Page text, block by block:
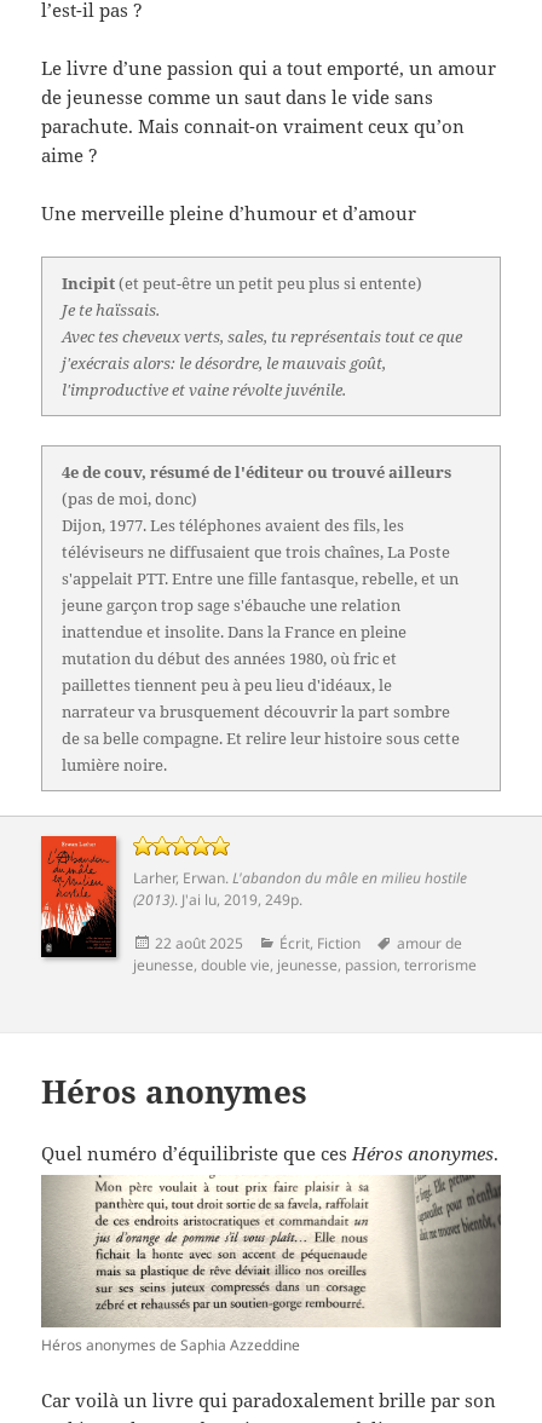
l’est-il pas ?
Le livre d’une passion qui a tout emporté, un amour
de jeunesse comme un saut dans le vide sans
parachute. Mais connait-on vraiment ceux qu’on
aime ?
Une merveille pleine d’humour et d’amour
Incipit(et peut-être un petit peu plus si entente)
Je te haïssais.
Avec tes cheveux verts, sales, tu représentais tout ce que
j'exécrais alors: le désordre, le mauvais goût,
l'improductive et vaine révolte juvénile.
4e de couv, résumé de l'éditeur ou trouvé ailleurs
(pas de moi, donc)
Dijon, 1977. Les téléphones avaient des fils, les
téléviseurs ne diffusaient que trois chaînes, La Poste
s'appelait PTT. Entre une fille fantasque, rebelle, et un
jeune garçon trop sage s'ébauche une relation
inattendue et insolite. Dans la France en pleine
mutation du début des années 1980, où fric et
paillettes tiennent peu à peu lieu d'idéaux, le
narrateur va brusquement découvrir la part sombre
de sa belle compagne. Et relire leur histoire sous cette
lumière noire.
Larher, Erwan.L'abandon du mâle en milieu hostile
(2013). J'ai lu, 2019, 249p.
Publié
le
22 août 2025 Catégories
Écrit, Fiction
Mots-
clés
amour de
jeunesse,double vie, jeunesse, passion,terrorisme
Héros anonymes
Quel numéro d’équilibriste que cesHéros anonymes.
Héros anonymes de Saphia Azzeddine
Car voilà un livre qui paradoxalement brille par son